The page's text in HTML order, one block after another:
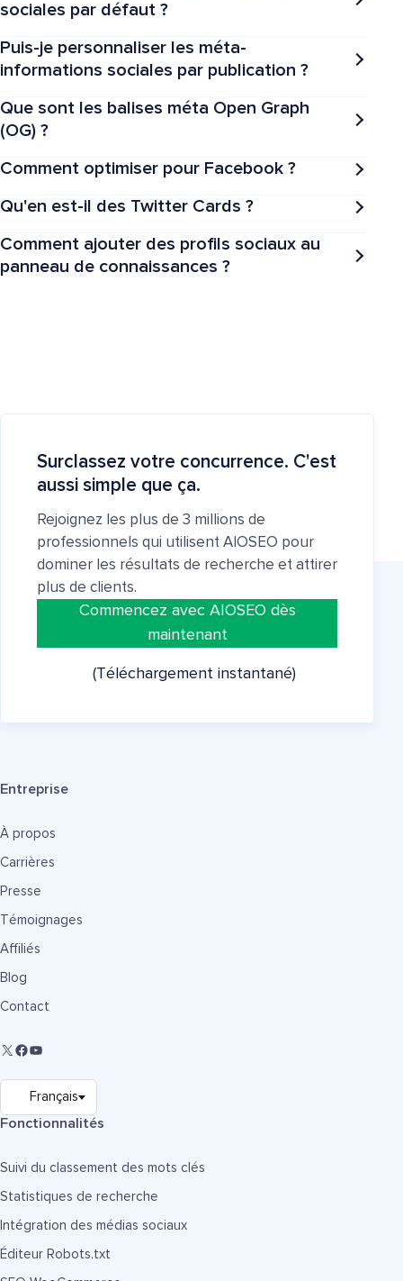
sociales par défaut ?
Puis-je personnaliser les méta-
informations sociales par publication ?
Que sont les balises méta Open Graph
(OG) ?
Comment optimiser pour Facebook ?
Qu'en est-il des Twitter Cards ?
Comment ajouter des profils sociaux au
panneau de connaissances ?
Surclassez votre concurrence. C'est
aussi simple que ça.
Rejoignez les plus de 3 millions de
professionnels qui utilisent AIOSEO pour
dominer les résultats de recherche et attirer
plus de clients.
Commencez avec AIOSEO dès
maintenant
(Téléchargement instantané)
Entreprise
À propos
Carrières
Presse
Témoignages
Affiliés
Blog
Contact
Fonctionnalités
Suivi du classement des mots clés
Statistiques de recherche
Intégration des médias sociaux
Éditeur Robots.txt